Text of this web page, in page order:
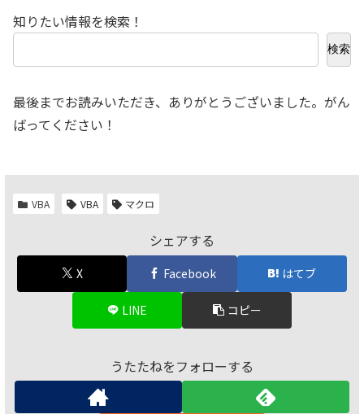
知りたい情報を検索！
検索
最後までお読みいただき、ありがとうございました。がん
ばってください！
VBA VBA マクロ
シェアする
X Facebook はてブ
LINE コピー
うたたねをフォローする